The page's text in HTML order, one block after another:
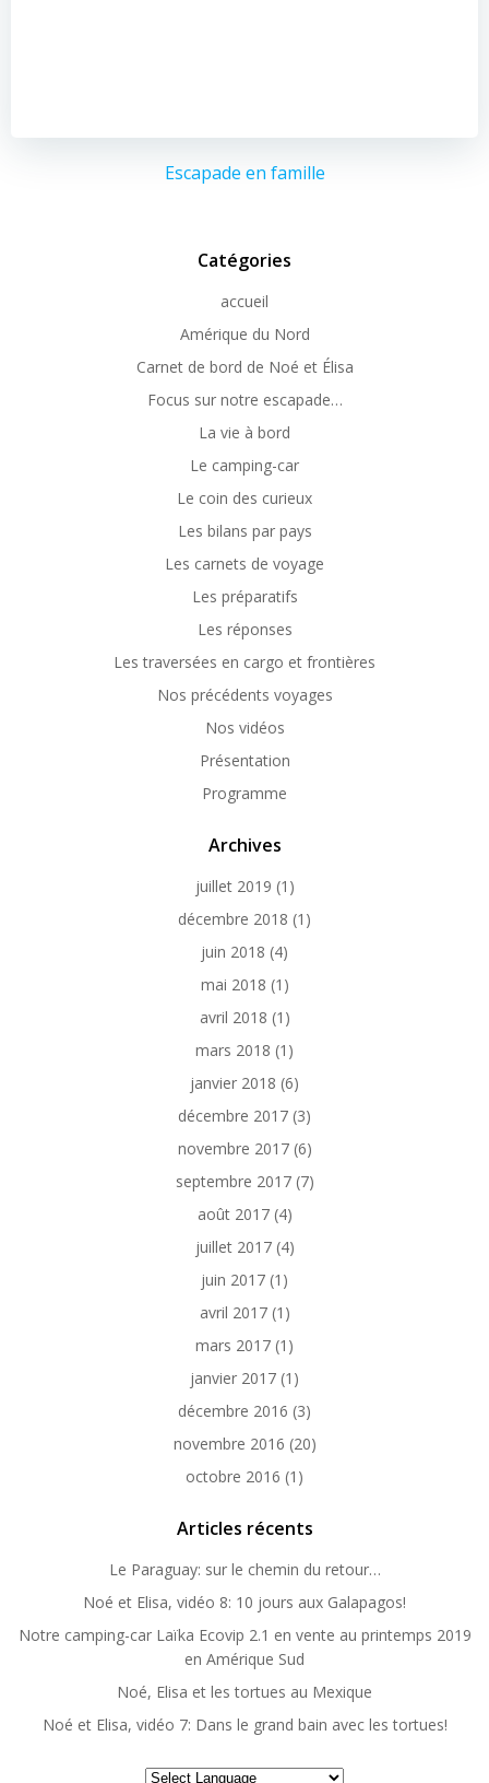
Escapade en famille
Catégories
accueil
Amérique du Nord
Carnet de bord de Noé et Élisa
Focus sur notre escapade…
La vie à bord
Le camping-car
Le coin des curieux
Les bilans par pays
Les carnets de voyage
Les préparatifs
Les réponses
Les traversées en cargo et frontières
Nos précédents voyages
Nos vidéos
Présentation
Programme
Archives
juillet 2019 (1)
décembre 2018 (1)
juin 2018 (4)
mai 2018 (1)
avril 2018 (1)
mars 2018 (1)
janvier 2018 (6)
décembre 2017 (3)
novembre 2017(6)
septembre 2017(7)
août 2017(4)
juillet 2017(4)
juin 2017 (1)
avril 2017(1)
mars 2017 (1)
janvier 2017 (1)
décembre 2016 (3)
novembre 2016 (20)
octobre 2016 (1)
Articles récents
Le Paraguay: sur le chemin du retour…
Noé et Elisa, vidéo 8: 10 jours aux Galapagos!
Notre camping-car Laïka Ecovip 2.1 en vente au printemps 2019
en Amérique Sud
Noé, Elisa et les tortues au Mexique
Noé et Elisa, vidéo 7: Dans le grand bain avec les tortues!